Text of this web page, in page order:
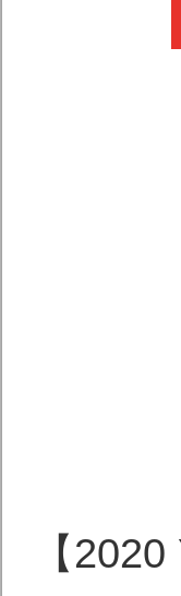
【